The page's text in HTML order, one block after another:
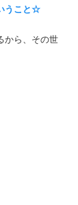
うこと☆
から、その世